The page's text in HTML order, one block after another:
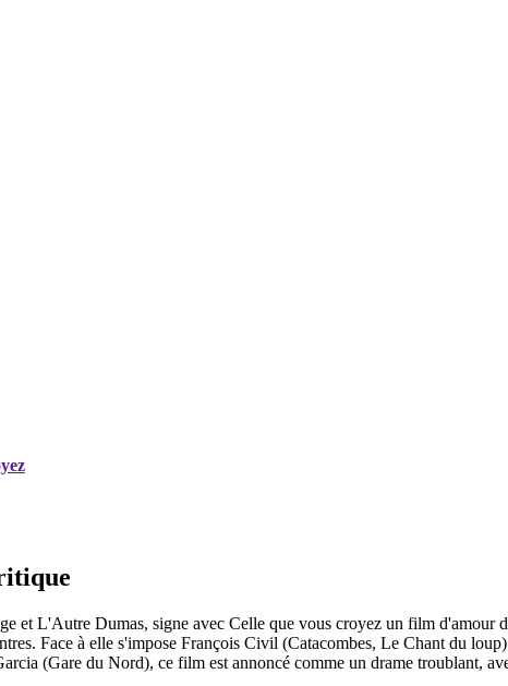
et L'Autre Dumas, signe avec Celle que vous croyez un film
Face à elle s'impose François Civil (Catacombes, Le Chant du
(Gare du Nord), ce film est annoncé comme un drame troublant,